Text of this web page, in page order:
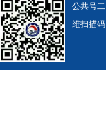
公共号二
维扫描码